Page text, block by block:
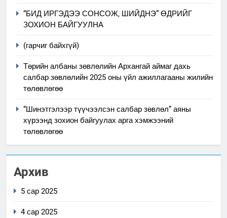
“БИД ИРГЭДЭЭ СОНСОЖ, ШИЙДНЭ” ӨДРИЙГ
ЗОХИОН БАЙГУУЛНА
(гарчиг байхгүй)
Төрийн албаны зөвлөлийн Архангай аймаг дахь
салбар зөвлөлийн 2025 оны үйл ажиллагааны жилийн
төлөвлөгөө
“Шинэтгэлээр түүчээлсэн салбар зөвлөл” аяны
хүрээнд зохион байгуулах арга хэмжээний
төлөвлөгөө
Архив
5 сар 2025
4 сар 2025